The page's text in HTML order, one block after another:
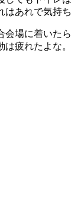
あれで気持
会場に着いた
疲れたよな。